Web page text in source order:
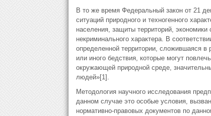
В то же время Федеральный закон от 21
ситуаций природного и техногенного
населения, защиты территорий,
некриминального характера. В
определенной территории, сложившаяся в
или иного бедствия, которые могут
окружающей природной среде,
людей»[1].
Методология научного исследования
данном случае это особые условия,
нормативно-правовых документов по